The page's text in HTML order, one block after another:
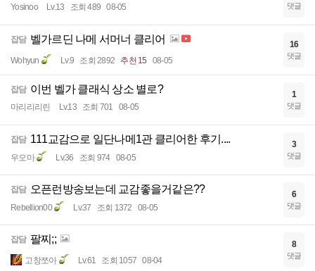
Yosinoo Lv.13 조회 489 08-05 댓글
잡담 벨가르딘 나메 서머너 클리어
Wohyun Lv.9 조회 2892 추천 15 08-05
16
댓글
잡담 이번 벨가 클래식 상소 별로?
마리리리린 Lv.13 조회 701 08-05
1
댓글
잡담 111교감으로 일단나메1관 클리어한 후기....
우오마 Lv.36 조회 974 08-05
3
댓글
잡담 오픈런방송보는데 교감좋을거같은??
Rebellion00 Lv.37 조회 1372 08-05
6
댓글
잡담 팔찌;;
고창쪼아 Lv.61 조회 1057 08-04
8
댓글